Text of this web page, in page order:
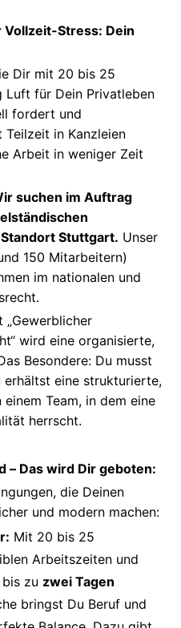
Vollzeit-Stress: Dein
Dir mit 20 bis 25
Luft für Dein Privatleben
fordert und
in Kanzleien
Arbeit in weniger Zeit
suchen im Auftrag
Stuttgart. Unser
150 Mitarbeitern)
im nationalen und
„Gewerblicher
wird eine organisierte,
Besondere: Du musst
erhältst eine strukturierte,
Team, in dem eine
herrscht.
– Das wird Dir geboten:
die Deinen
und modern machen:
Mit 20 bis 25
Arbeitszeiten und
zu zwei Tagen
bringst Du Beruf und